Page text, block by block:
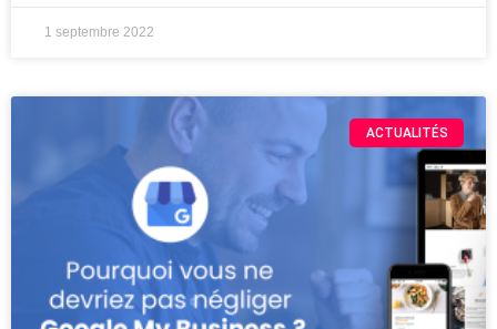
1 septembre 2022
ACTUALITÉS